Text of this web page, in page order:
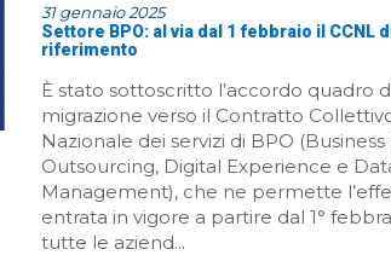
31 gennaio 2025
Settore BPO: al via dal 1 febbraio il CCNL
riferimento
È stato sottoscritto l’accordo quadro
migrazione verso il Contratto
Nazionale dei servizi di BPO (Business
Outsourcing, Digital Experience e
Management), che ne permette
entrata in vigore a partire dal 1°
tutte le aziend...